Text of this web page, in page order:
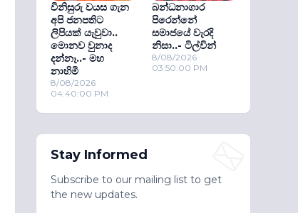
විනිසුරු වයස ගැන
අපි ජනපතිට
ලිපියක් යැවුවා..
මොනව වුනාද
දන්නෑ..- මහ
නාහිමි
8/08/2026
04:40:00 PM
බන්ධනාගාර
පිරෙන්නේ
සමාජයේ වැරදි
නිසා..- ටිල්වින්
8/08/2026
03:50:00 PM
Stay Informed
Subscribe to our mailing list to get
the new updates.